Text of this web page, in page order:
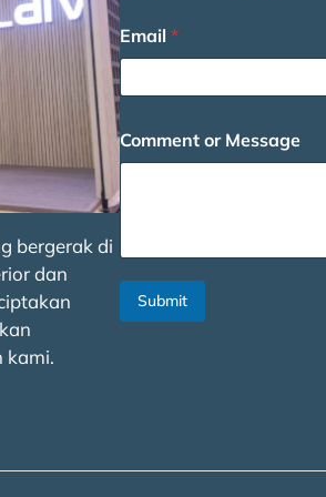
bergerak di
dan
kami.
s
a
e
m
a
Email *
Comment or Message
Submit